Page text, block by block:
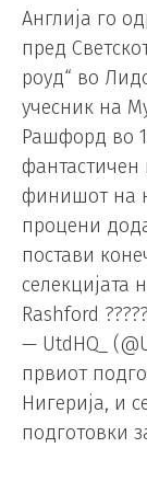
Англија го
пред
роуд“ во
учесник на
Рашфорд во
фантастичен
финишот на
процени
постави
селекцијата
Rashford
— UtdHQ_
првиот
Нигерија, и
подготовки